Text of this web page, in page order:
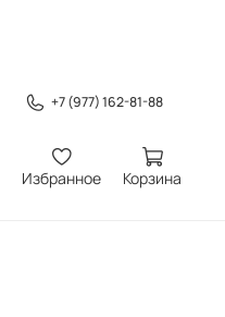
+7 (977) 162-81-88
Избранное Корзина